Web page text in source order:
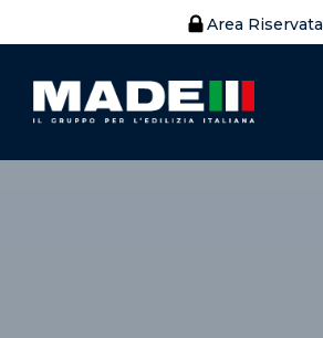
Area Riservata